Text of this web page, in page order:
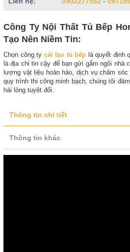
Công Ty Nội Thất Tủ Bếp
Tạo Nên Niềm Tin:
Chọn công ty cải tạo tủ bếp là quyết định
là địa chỉ tin cậy để bạn gửi gắm ngôi nhà
lượng vật liệu hoàn hảo, dịch vụ chăm
quy trình thi công minh bạch, chúng tôi
hài lòng tuyệt đối.
Thông tin chi tiết
Thông tin khác